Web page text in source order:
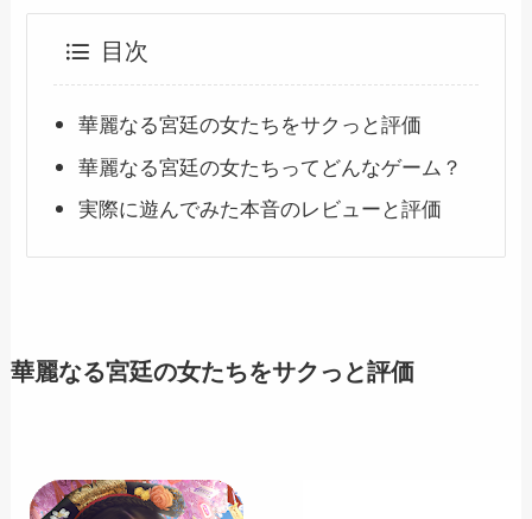
目次
華麗なる宮廷の女たちをサクっと評価
華麗なる宮廷の女たちってどんなゲーム？
実際に遊んでみた本音のレビューと評価
華麗なる宮廷の女たちをサクっと評価